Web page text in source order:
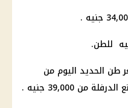
طن الحديد اليوم من